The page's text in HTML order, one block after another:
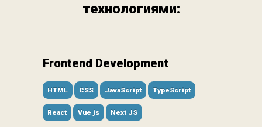
технологиями:
Frontend Development
HTML CSS JavaScript TypeScript
React Vue js Next JS